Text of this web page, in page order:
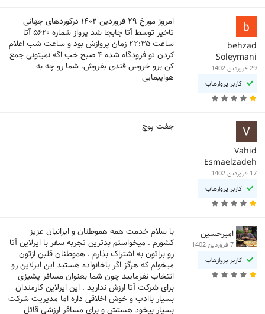
behzad
Soleymani
29 فروردین 1402
کاربر پروازهاب
امروز مورخ ۲۹ فروردین ۱۴۰۲ درکوردهای جهانی
تاخیر توسط آتا جابجا شد پرواز شماره ۵۶۲۰ آتا
ساعت ۲۲:۳۵ زمان پروازش بود و ساعت شب اعلام
کردن تو فرودگاه شده ۴ صبح خب اگه نمیتونی جمع
کن برو خروس قندی بفروش. شما رو چه به
هواپیمایی
Vahid
Esmaelzadeh
17 فروردین 1402
کاربر پروازهاب
جفت پوچ
امیرحسین
7 فروردین 1402
کاربر پروازهاب
با سلام خدمت همه هموطنان و ایرانیان عزیز
کشورم . میخواستم بدترین تجربه سفر با ایرلاین آتا
رو براتون به اشتراک بذارم . هموطنان قلبن ازتون
میخوام که هرگز اگر باخانواده هستید این ایرلاین رو
انتخاب نفرمایید چون شما بعنوان مسافر پشیزی
برای شرکت آتا ارزش ندارید . این ایرلاین کارمندان
بسیار باادب و خوش اخلاقی داره اما مدیریت شرکت
بسیار بیخود هستش و برای مسافر ارزشی قائل